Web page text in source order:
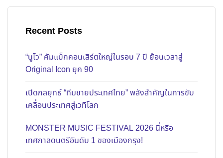
Recent Posts
“นูโว” คัมแบ็กคอนเสิร์ตใหญ่ในรอบ 7 ปี ย้อนเวลาสู่
Original Icon ยุค 90
เปิดกลยุทธ์ “ทีมขายประเทศไทย” พลังสำคัญในการขับ
เคลื่อนประเทศสู่เวทีโลก
MONSTER MUSIC FESTIVAL 2026 นี่หรือ
เทศกาลดนตรีอันดับ 1 ของเมืองกรุง!